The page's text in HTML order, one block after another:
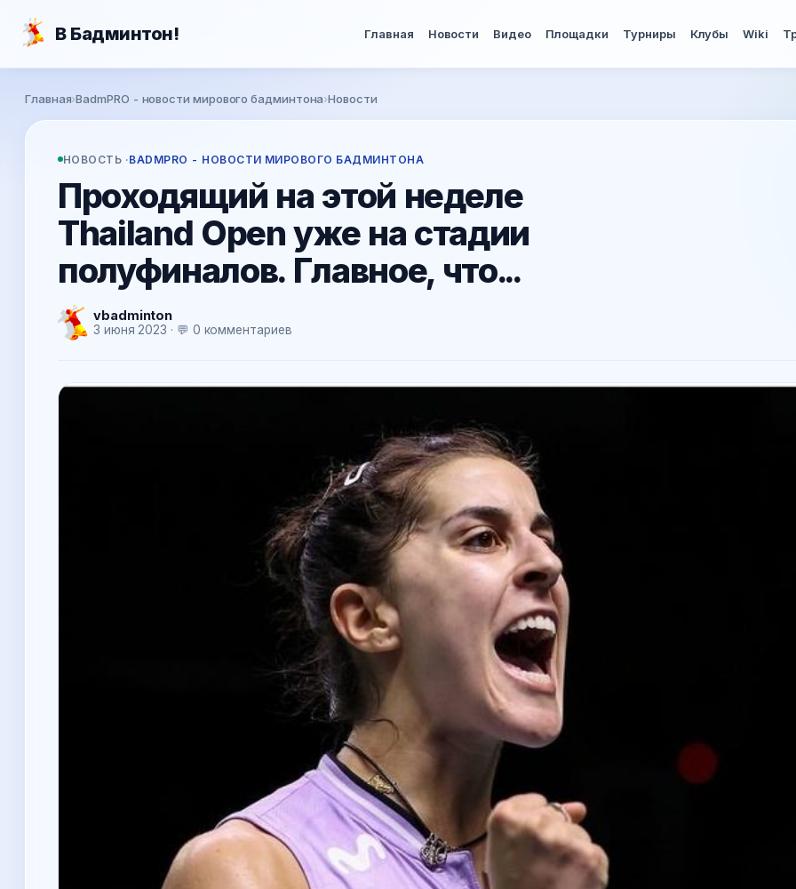
В Бадминтон! Главная Новости Видео Площадки Турниры Клубы Wiki
Вы здесь
Главная›BadmPRO - новости мирового бадминтона›Новости
НОВОСТЬ ·BADMPRO - НОВОСТИ МИРОВОГО БАДМИНТОНА
Проходящий на этой неделе
Thailand Open уже на стадии
полуфиналов. Главное, что...
vbadminton
3 июня 2023 · 💬 0 комментариев